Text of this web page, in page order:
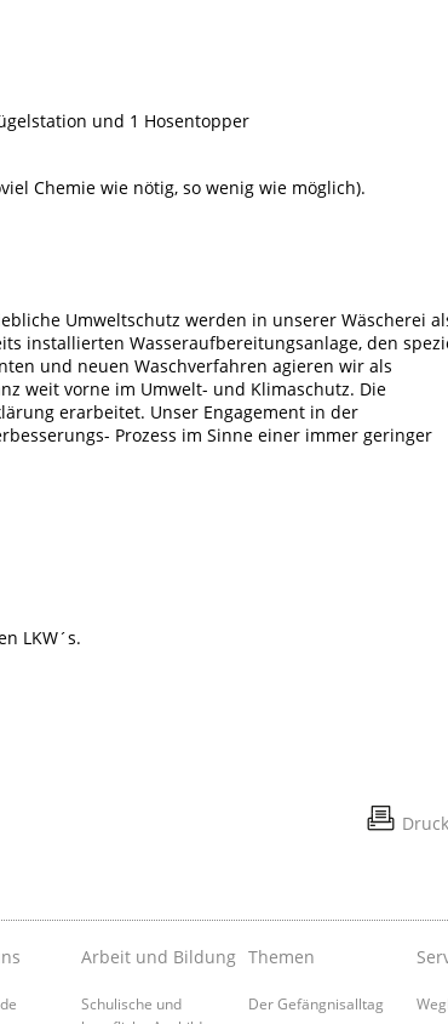
und 1 Hosentopper
Chemie wie nötig, so wenig wie möglich).
Umweltschutz werden in unserer Wäscherei
installierten Wasseraufbereitungsanlage, den
und neuen Waschverfahren agieren wir als
weit vorne im Umwelt- und Klimaschutz. Die
erarbeitet. Unser Engagement in der
Prozess im Sinne einer immer geringer
LKW´s.
Arbeit und Bildung
Schulische und
Themen
Der Gefängnisalltag